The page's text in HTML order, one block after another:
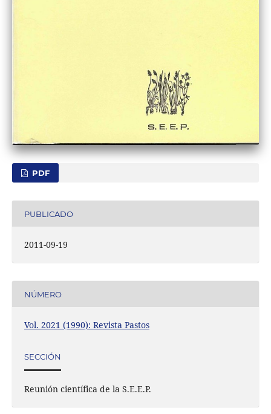
PDF
PUBLICADO
2011-09-19
NÚMERO
Vol. 2021 (1990): Revista Pastos
SECCIÓN
Reunión científica de la S.E.E.P.